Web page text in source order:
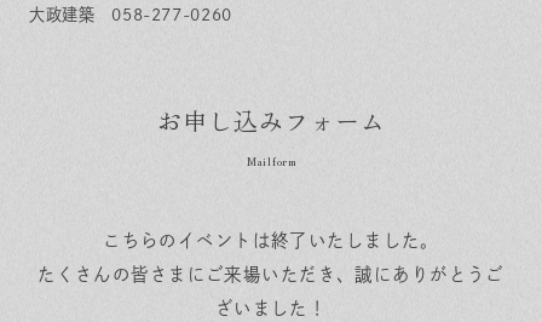
大政建築 058-277-0260
お申し込みフォーム
こちらのイベントは終了いたしました。
たくさんの皆さまにご来場いただき、誠にありがとうご
ざいました！